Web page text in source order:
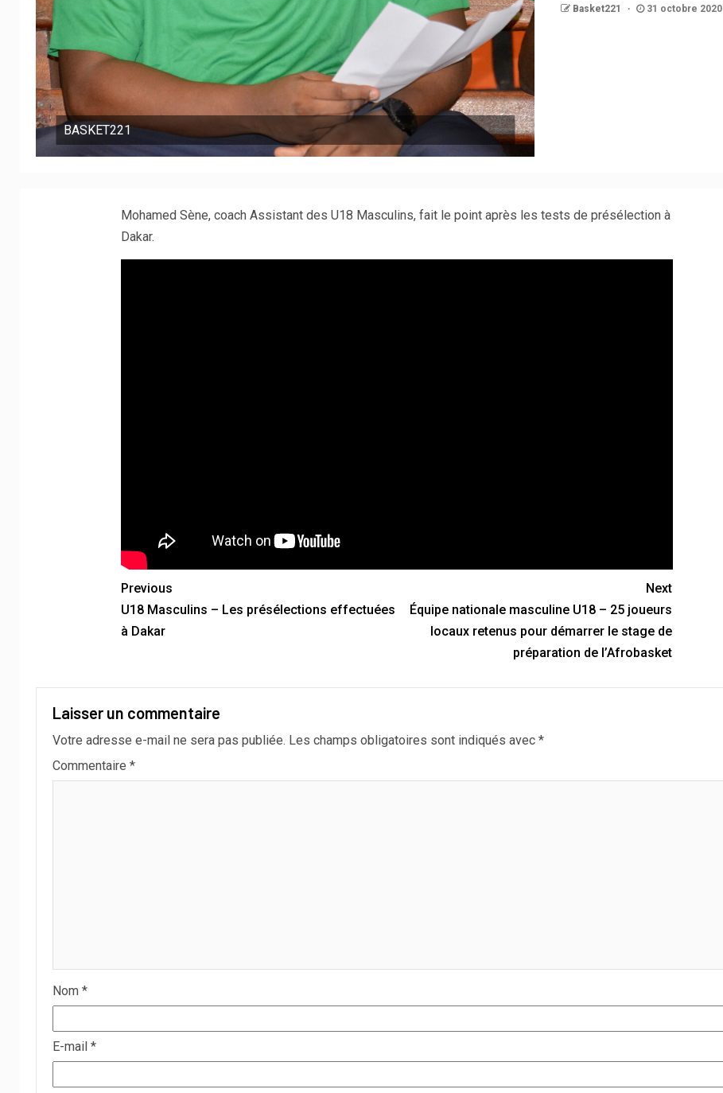
BASKET221
Basket221 31 octobre 2020
Mohamed Sène, coach Assistant des U18 Masculins, fait le point après les tests de présélection à
Dakar.
Previous
U18 Masculins – Les présélections effectuées
à Dakar
Next
Équipe nationale masculine U18 – 25 joueurs
locaux retenus pour démarrer le stage de
préparation de l’Afrobasket
Laisser un commentaire
Votre adresse e-mail ne sera pas publiée. Les champs obligatoires sont indiqués avec *
Commentaire *
Nom *
E-mail *